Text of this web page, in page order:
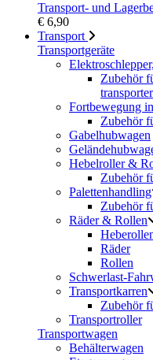
Transport- und
€ 6,90
Transport
Transportgeräte
Zubehör
transporter
Fortbewegung
Zubehör
Gabelhubwagen
Hebelroller &
Zubehör
Palettenhandling
Zubehör
Räder & Rollen
Räder
Rollen
Schwerlast-
Transportkarren
Zubehör
Transportroller
Transportwagen
Behälterwagen